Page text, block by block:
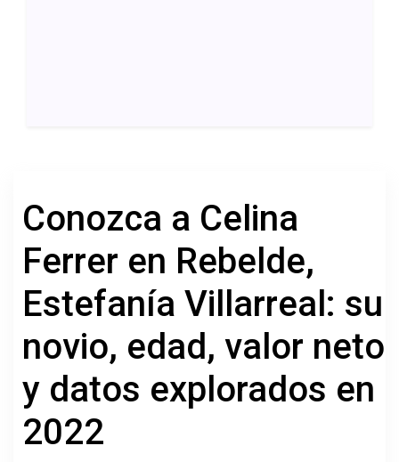
Conozca a Celina
Ferrer en Rebelde,
Estefanía Villarreal: su
novio, edad, valor neto
y datos explorados en
2022